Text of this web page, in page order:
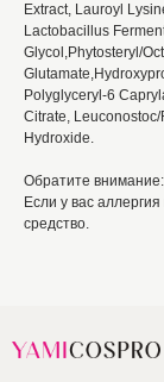
Extract, Lauroyl
Lactobacillus
Glycol,Phytosteryl/
Polyglyceryl-6
Citrate,
Hydroxide.
Обратите
Если у вас
средство.